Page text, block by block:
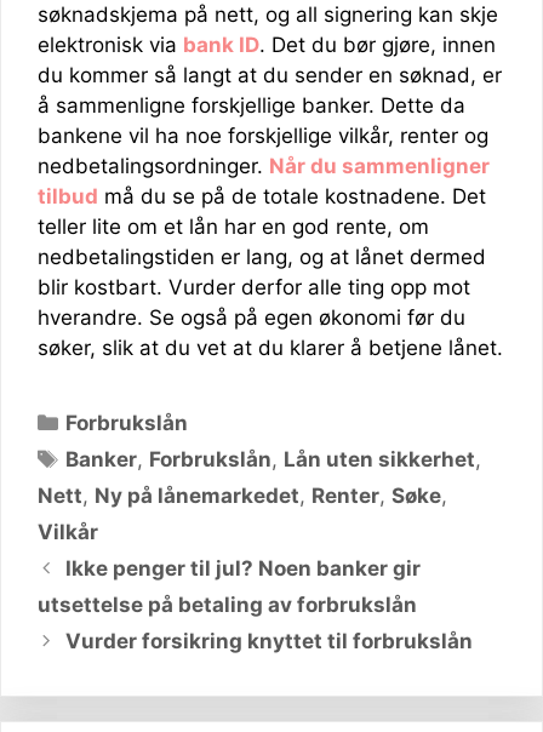
søknadskjema på nett, og all signering kan skje
elektronisk via bank ID. Det du bør gjøre, innen
du kommer så langt at du sender en søknad, er
å sammenligne forskjellige banker. Dette da
bankene vil ha noe forskjellige vilkår, renter og
nedbetalingsordninger. Når du sammenligner
tilbud må du se på de totale kostnadene. Det
teller lite om et lån har en god rente, om
nedbetalingstiden er lang, og at lånet dermed
blir kostbart. Vurder derfor alle ting opp mot
hverandre. Se også på egen økonomi før du
søker, slik at du vet at du klarer å betjene lånet.
Kategorier
Forbrukslån
Stikkord
Banker, Forbrukslån, Lån uten sikkerhet,
Nett, Ny på lånemarkedet, Renter, Søke,
Vilkår
Ikke penger til jul? Noen banker gir
utsettelse på betaling av forbrukslån
Vurder forsikring knyttet til forbrukslån